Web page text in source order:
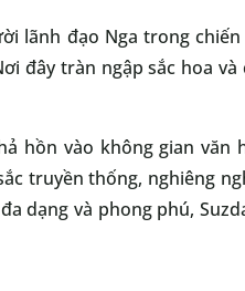
lãnh đạo Nga trong
đây tràn ngập sắc hoa
hồn vào không gian văn
truyền thống, nghiêng
dạng và phong phú,